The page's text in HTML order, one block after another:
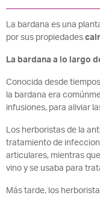
La bardana es una
por sus propiedades
La bardana a lo largo
Conocida desde
la bardana era
infusiones, para aliviar
Los herboristas de la
tratamiento de
articulares, mientras
vino y se usaba para
Más tarde, los